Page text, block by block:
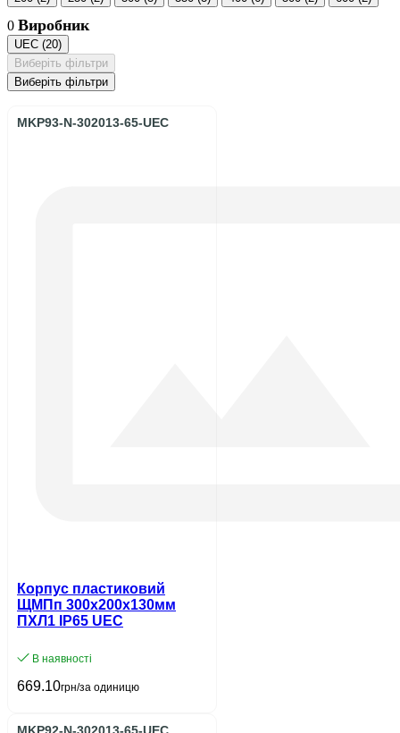
0 Виробник
UEC (20)
Виберіть фільтри
Виберіть фільтри
MKP93-N-302013-65-UEC
Корпус пластиковий
ЩМПп 300х200х130мм
ПХЛ1 IP65 UEC
В наявності
669.10грн/за одиницю